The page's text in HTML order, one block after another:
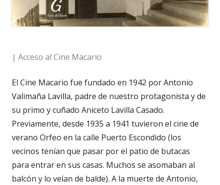
| Acceso al Cine Macario
El Cine Macario fue fundado en 1942 por Antonio
Valimaña Lavilla, padre de nuestro protagonista y de
su primo y cuñado Aniceto Lavilla Casado.
Previamente, desde 1935 a 1941 tuvieron el cine de
verano Orfeo en la calle Puerto Escondido (los
vecinos tenían que pasar por el patio de butacas
para entrar en sus casas. Muchos se asomaban al
balcón y lo veían de balde). A la muerte de Antonio,